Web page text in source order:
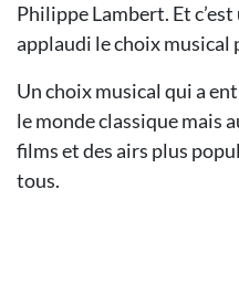
Philippe Lambert. Et
applaudi le choix musical
Un choix musical qui a
le monde classique mais
films et des airs plus
tous.